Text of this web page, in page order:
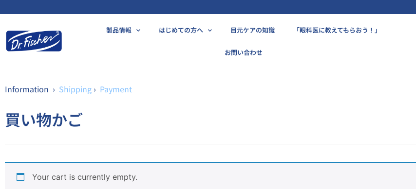
製品情報 はじめての方へ 目元ケアの知識 「眼科医に教えてもらおう！」
お問い合わせ
Information › Shipping › Payment
買い物かご
Your cart is currently empty.